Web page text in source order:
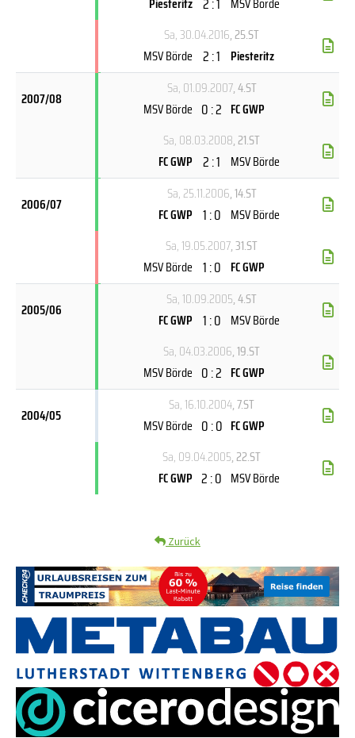
Sa, 30.04.2016, 25.ST
MSV Börde 2 : 1 Piesteritz
2007/08
Sa, 01.09.2007, 4.ST
MSV Börde 0 : 2 FC GWP
Sa, 08.03.2008, 21.ST
FC GWP 2 : 1 MSV Börde
2006/07
Sa, 25.11.2006, 14.ST
FC GWP 1 : 0 MSV Börde
Sa, 19.05.2007, 31.ST
MSV Börde 1 : 0 FC GWP
2005/06
Sa, 10.09.2005, 4.ST
FC GWP 1 : 0 MSV Börde
Sa, 04.03.2006, 19.ST
MSV Börde 0 : 2 FC GWP
2004/05
Sa, 16.10.2004, 7.ST
MSV Börde 0 : 0 FC GWP
Sa, 09.04.2005, 22.ST
FC GWP 2 : 0 MSV Börde
Zurück